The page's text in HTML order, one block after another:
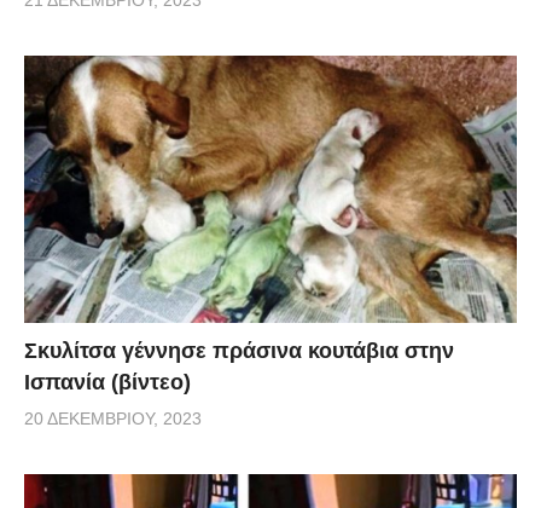
Σκυλίτσα γέννησε πράσινα κουτάβια στην
Ισπανία (βίντεο)
20 ΔΕΚΕΜΒΡΊΟΥ, 2023